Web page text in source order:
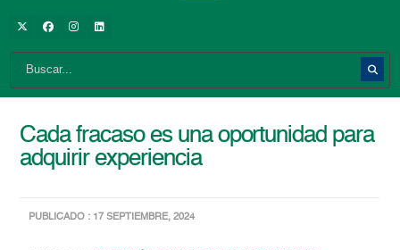
Cada fracaso es una oportunidad para
adquirir experiencia
PUBLICADO : 17 SEPTIEMBRE, 2024